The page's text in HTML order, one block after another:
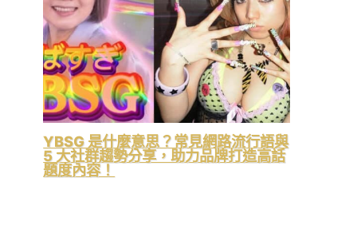
YBSG 是什麼意思？常見網路流行語與
5 大社群趨勢分享，助力品牌打造高話
題度內容！